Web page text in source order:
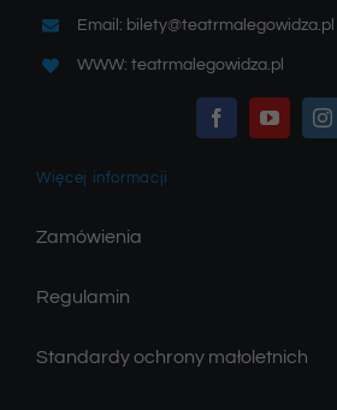
Email: bilety@teatrmalegowidza.pl
WWW: teatrmalegowidza.pl
Więcej informacji
Zamówienia
Regulamin
Standardy ochrony małoletnich